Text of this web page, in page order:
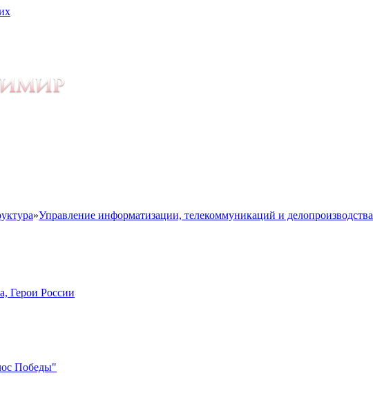
»Управление информатизации, телекоммуникаций и делопроизводства
Герои России
Победы"